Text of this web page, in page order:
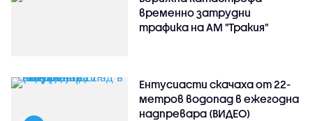
временно затрудни
трафика на АМ "Тракия"
Ентусиасти скачаха от 22-
метров водопад в ежегодна
надпревара (ВИДЕО)